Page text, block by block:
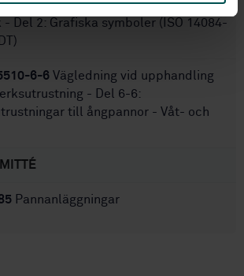
2:2015Processcheman för
- Del 2: Grafiska symboler (ISO 14084-
6-6 Vägledning vid upphandling
- Del 6-6:
till ångpannor - Våt- och
Pannanläggningar